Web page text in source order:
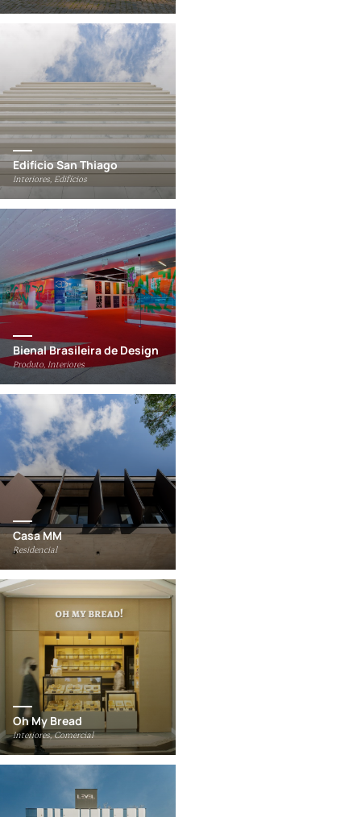
Edifício San Thiago
Interiores, Edifícios
Bienal Brasileira de Design
Produto, Interiores
Casa MM
Residencial
Oh My Bread
Interiores, Comercial